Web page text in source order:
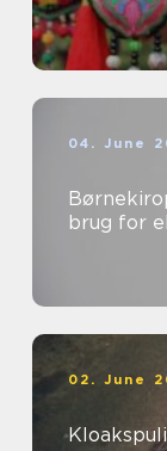
04. June
brug for
02. June